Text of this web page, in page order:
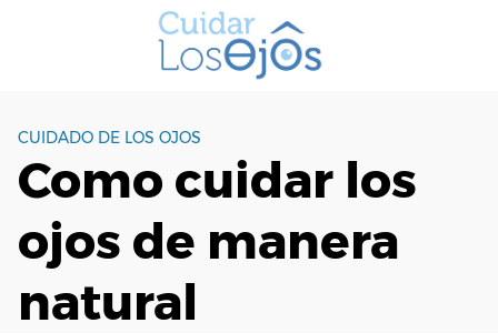
CUIDADO DE LOS OJOS
Como cuidar los
ojos de manera
natural